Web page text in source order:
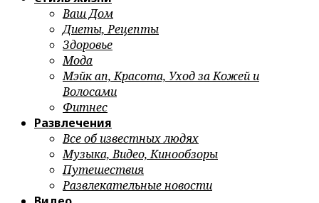
Ваш Дом
Диеты, Рецепты
Здоровье
Мода
Мэйк ап, Красота, Уход за Кожей и
Волосами
Фитнес
Развлечения
Все об известных людях
Музыка, Видео, Кинообзоры
Путешествия
Развлекательные новости